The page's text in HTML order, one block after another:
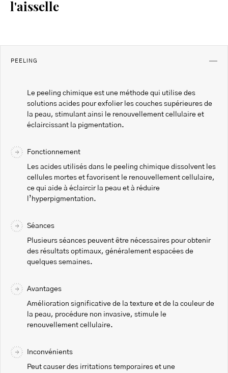
l'aisselle
PEELING
Le peeling chimique est une méthode qui utilise des
solutions acides pour exfolier les couches supérieures de
la peau, stimulant ainsi le renouvellement cellulaire et
éclaircissant la pigmentation.
Fonctionnement
Les acides utilisés dans le peeling chimique dissolvent les
cellules mortes et favorisent le renouvellement cellulaire,
ce qui aide à éclaircir la peau et à réduire
l’hyperpigmentation.
Séances
Plusieurs séances peuvent être nécessaires pour obtenir
des résultats optimaux, généralement espacées de
quelques semaines.
Avantages
Amélioration significative de la texture et de la couleur de
la peau, procédure non invasive, stimule le
renouvellement cellulaire.
Inconvénients
Peut causer des irritations temporaires et une